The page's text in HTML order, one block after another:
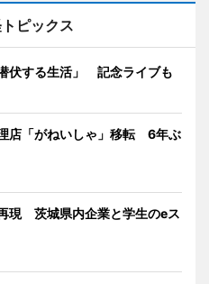
ピックス
伏する生活」 記念ライブも
店「がねいしゃ」移転 6年ぶ
現 茨城県内企業と学生のeス